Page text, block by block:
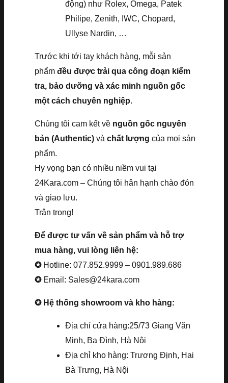
động) như Rolex, Omega, Patek
Philipe, Zenith, IWC, Chopard,
Ullyse Nardin, …
Trước khi tới tay khách hàng, mỗi sản
phẩm đều được trải qua công đoạn kiểm
tra, bảo dưỡng và xác minh nguồn gốc
một cách chuyên nghiệp.
Chúng tôi cam kết về nguồn gốc nguyên
bản (Authentic) và chất lượng của mọi sản
phẩm.
Hy vọng bạn có nhiều niềm vui tại
24Kara.com – Chúng tôi hân hạnh chào đón
và giao lưu.
Trân trọng!
Để được tư vấn về sản phẩm và hỗ trợ
mua hàng, vui lòng liên hệ:
✪ Hotline: 077.852.9999 – 0901.989.686
✪ Email: Sales@24kara.com
✪ Hệ thống showroom và kho hàng:
Địa chỉ cửa hàng:25/73 Giang Văn
Minh, Ba Đình, Hà Nội
Địa chỉ kho hàng: Trương Định, Hai
Bà Trưng, Hà Nội